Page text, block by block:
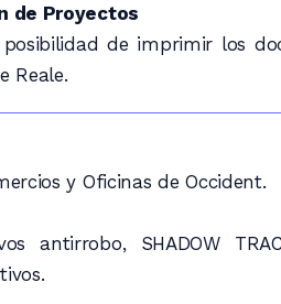
de Proyectos
de imprimir los
Reale.
y Oficinas de Occident.
antirrobo, SHADOW